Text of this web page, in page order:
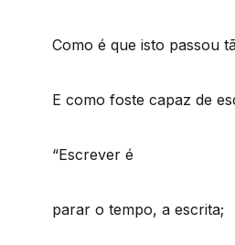
Como é que isto passou
E como foste capaz de
“Escrever é
parar o tempo, a escrita;